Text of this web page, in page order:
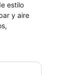
estilo
y aire